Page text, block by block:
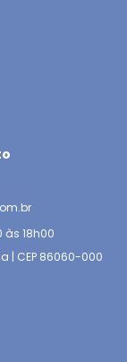
18h00
| CEP 86060-000